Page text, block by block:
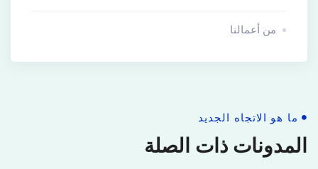
من أعمالنا
ما هو الاتجاه الجديد
المدونات ذات الصلة